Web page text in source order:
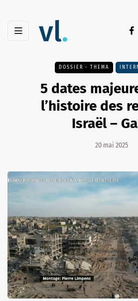
DOSSIER - THEMA
5 dates
l’histoire des
Israël –
20 mai 2025